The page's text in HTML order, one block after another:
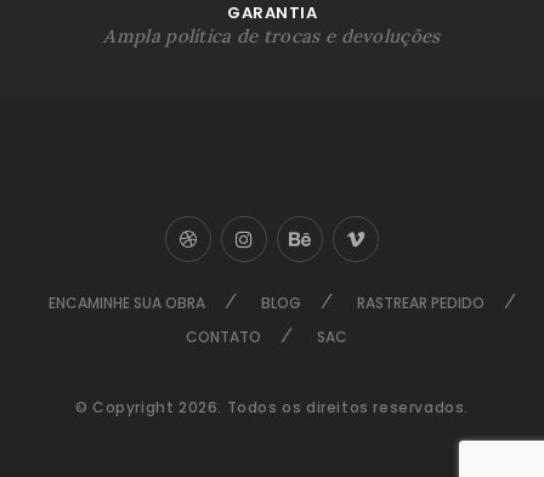
GARANTIA
Ampla política de trocas e devoluções
ENCAMINHE SUA OBRA BLOG
RASTREAR PEDIDO
CONTATO
SAC
© Copyright 2026. Todos os direitos reservados.